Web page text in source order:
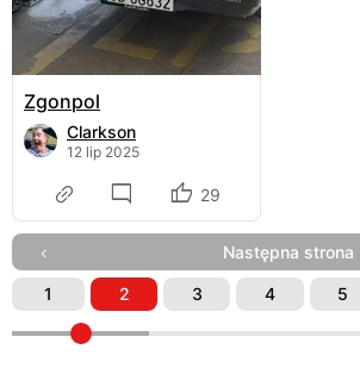
Zgonpol
Clarkson
12 lip 2025
29
Następna strona
1 2 3 4 5